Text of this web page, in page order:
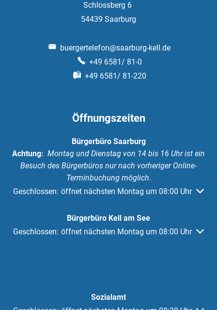
Schlossberg 6
54439 Saarburg
buergertelefon@saarburg-kell.de
+49 6581/ 81-0
+49 6581/ 81-220
Öffnungszeiten
Bürgerbüro Saarburg
Achtung: Montag und Dienstag von 14 bis 16 Uhr ist ein
Besuch des Bürgerbüros nur nach vorheriger Online-
Terminbuchung möglich.
Klicken, um weitere Öffnungs- oder Schließzeiten
Geschlossen: öffnet nächsten Montag um 08:00 Uhr
Bürgerbüro Kell am See
Klicken, um weitere Öffnungs- oder Schließzeiten
Geschlossen: öffnet nächsten Montag um 08:00 Uhr
Sozialamt